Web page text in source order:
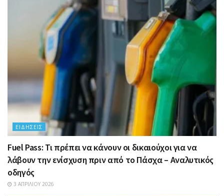
ΕΙΔΉΣΕΙΣ
Fuel Pass: Τι πρέπει να κάνουν οι δικαιούχοι για να
λάβουν την ενίσχυση πριν από το Πάσχα – Αναλυτικός
οδηγός
3 ΑΠΡΙΛΊΟΥ 2026